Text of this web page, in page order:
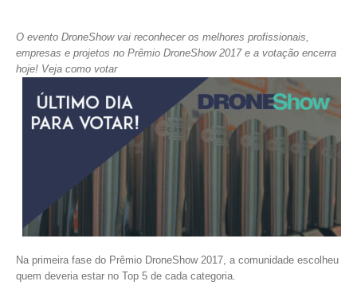
O evento DroneShow vai reconhecer os melhores profissionais,
empresas e projetos no Prêmio DroneShow 2017 e a votação encerra
hoje! Veja como votar
Na primeira fase do Prêmio DroneShow 2017, a comunidade escolheu
quem deveria estar no Top 5 de cada categoria.